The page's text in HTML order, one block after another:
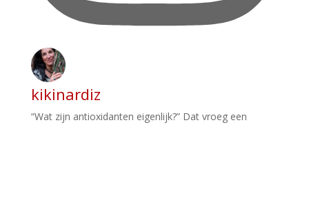
kikinardiz
“Wat zijn antioxidanten eigenlijk?” Dat vroeg een